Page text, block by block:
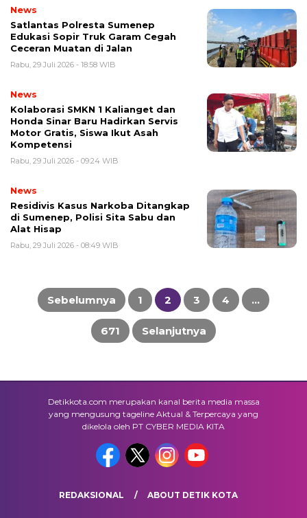
News
Satlantas Polresta Sumenep
Edukasi Sopir Truk Garam Cegah
Ceceran Muatan di Jalan
Rabu, 29 Juli 2026 - 18:58 WIB
News
Kolaborasi SMKN 1 Kalianget dan
Honda Sinar Baru Hadirkan Servis
Motor Gratis, Siswa Ikut Asah
Kompetensi
Rabu, 29 Juli 2026 - 09:24 WIB
News
Residivis Kasus Narkoba Ditangkap
di Sumenep, Polisi Sita Sabu dan
Alat Hisap
Rabu, 29 Juli 2026 - 08:49 WIB
Navigasi
posSebelumnya 1 2 3 4 …
671 Selanjutnya
Detikkota.com merupakan kanal berita media massa
yang mengusung tageline Aktual & Terpercaya yang
dikelola oleh PT CYBER MEDIA KITA
REDAKSIONAL ABOUT DETIK KOTA